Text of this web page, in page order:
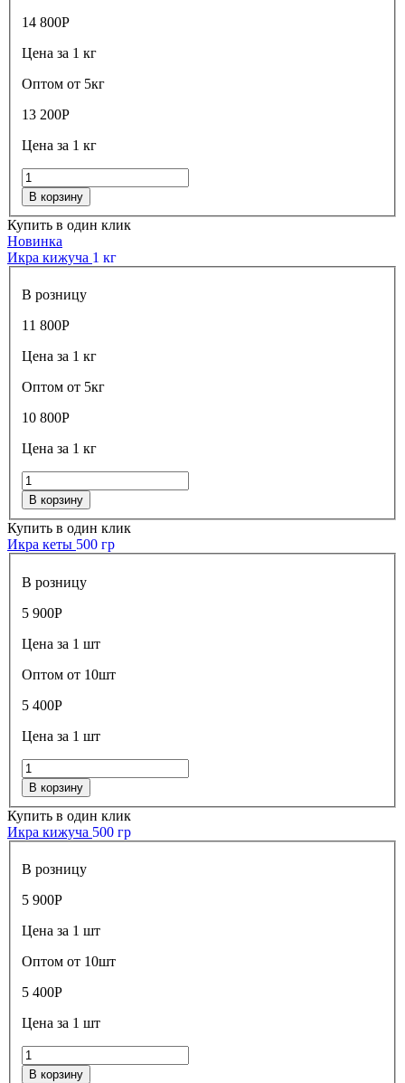
14 800Р
Цена за 1 кг
Оптом от 5кг
13 200Р
Цена за 1 кг
В корзину
Купить в один клик
Новинка
Икра кижуча 1 кг
В розницу
11 800Р
Цена за 1 кг
Оптом от 5кг
10 800Р
Цена за 1 кг
В корзину
Купить в один клик
Икра кеты 500 гр
В розницу
5 900Р
Цена за 1 шт
Оптом от 10шт
5 400Р
Цена за 1 шт
В корзину
Купить в один клик
Икра кижуча 500 гр
В розницу
5 900Р
Цена за 1 шт
Оптом от 10шт
5 400Р
Цена за 1 шт
В корзину